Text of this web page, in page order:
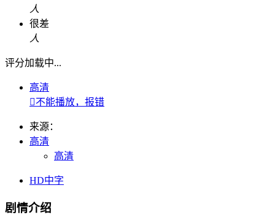
人
很差
人
评分加载中...
高清
不能播放，报错
来源：
高清
高清
HD中字
剧情介绍